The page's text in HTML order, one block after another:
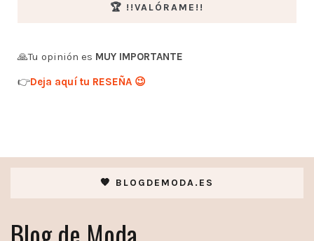
🏆 !!VALÓRAME!!
🙏Tu opinión es MUY IMPORTANTE
👉Deja aquí tu RESEÑA 😉
🧡 BLOGDEMODA.ES